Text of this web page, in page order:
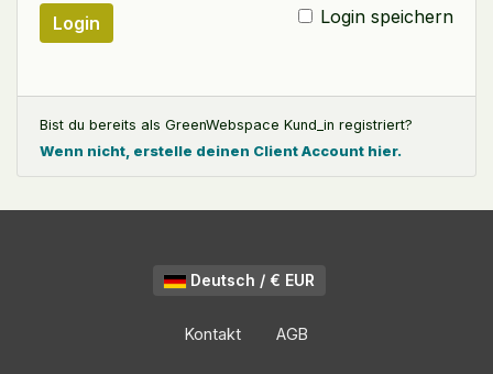
Login Login speichern
Bist du bereits als GreenWebspace Kund_in registriert?
Wenn nicht, erstelle deinen Client Account hier.
Deutsch / € EUR
Kontakt AGB